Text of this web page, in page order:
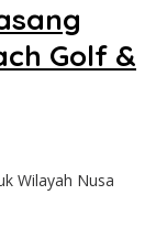
Golf &
Wilayah Nusa